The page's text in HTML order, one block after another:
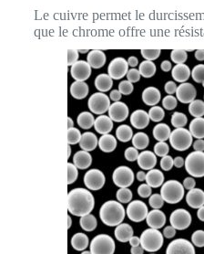
Le cuivre permet le
que le chrome offre une